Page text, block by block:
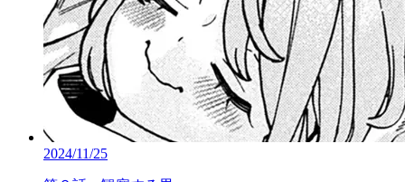
2024/11/25